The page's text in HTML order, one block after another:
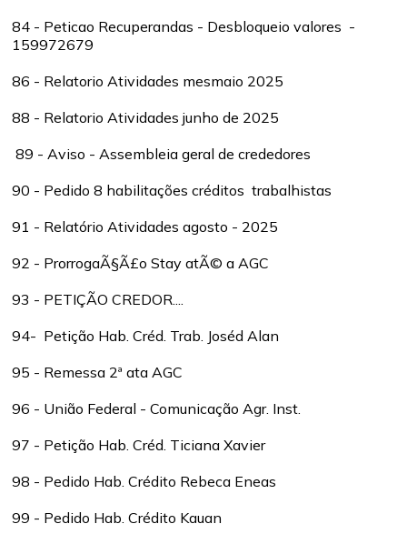
84 - Peticao Recuperandas - Desbloqueio valores -
159972679
86 - Relatorio Atividades mesmaio 2025
88 - Relatorio Atividades junho de 2025
89 - Aviso - Assembleia geral de crededores
90 - Pedido 8 habilitações créditos trabalhistas
91 - Relatório Atividades agosto - 2025
92 - ProrrogaÃ§Ã£o Stay atÃ© a AGC
93 - PETIÇÃO CREDOR....
94- Petição Hab. Créd. Trab. Joséd Alan
95 - Remessa 2ª ata AGC
96 - União Federal - Comunicação Agr. Inst.
97 - Petição Hab. Créd. Ticiana Xavier
98 - Pedido Hab. Crédito Rebeca Eneas
99 - Pedido Hab. Crédito Kauan